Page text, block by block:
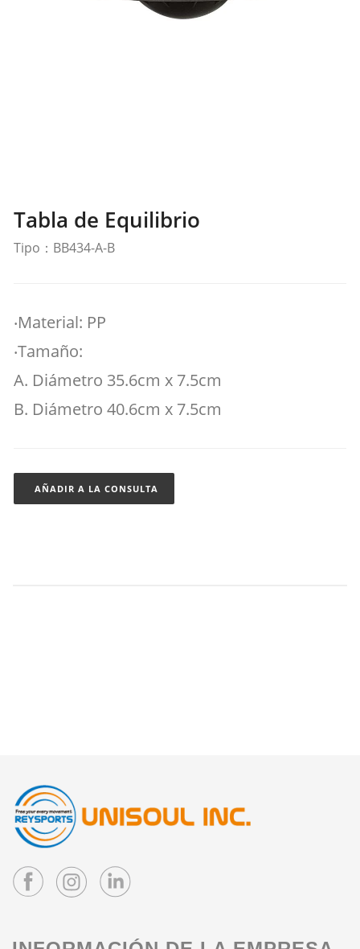
Tabla de Equilibrio
Tipo：BB434-A-B
‧Material: PP
‧Tamaño:
A. Diámetro 35.6cm x 7.5cm
B. Diámetro 40.6cm x 7.5cm
AÑADIR A LA CONSULTA